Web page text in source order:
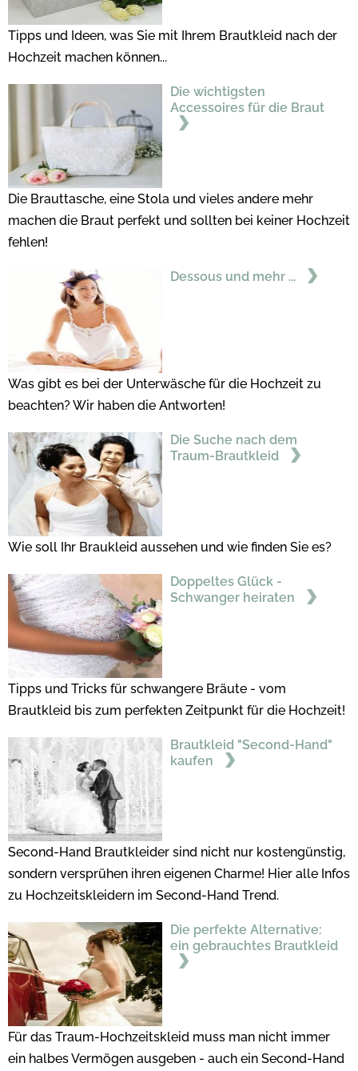
Tipps und Ideen, was Sie mit Ihrem Brautkleid nach der
Hochzeit machen können...
Die wichtigsten
Accessoires für die Braut
Die Brauttasche, eine Stola und vieles andere mehr
machen die Braut perfekt und sollten bei keiner Hochzeit
fehlen!
Dessous und mehr ...
Was gibt es bei der Unterwäsche für die Hochzeit zu
beachten? Wir haben die Antworten!
Die Suche nach dem
Traum-Brautkleid
Wie soll Ihr Braukleid aussehen und wie finden Sie es?
Doppeltes Glück -
Schwanger heiraten
Tipps und Tricks für schwangere Bräute - vom
Brautkleid bis zum perfekten Zeitpunkt für die Hochzeit!
Brautkleid "Second-Hand"
kaufen
Second-Hand Brautkleider sind nicht nur kostengünstig,
sondern versprühen ihren eigenen Charme! Hier alle Infos
zu Hochzeitskleidern im Second-Hand Trend.
Die perfekte Alternative:
ein gebrauchtes Brautkleid
Für das Traum-Hochzeitskleid muss man nicht immer
ein halbes Vermögen ausgeben - auch ein Second-Hand